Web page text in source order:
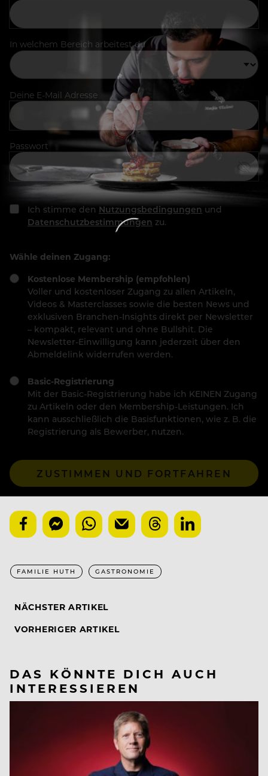
In welchem Bereich arbeitest du
Deine E-Mail Adresse
Passwort
Ich stimme den Nutzungsbedingungen und
Datenschutzbestimmungen zu.
Wähle deinen Zugang:
Kostenlose Membership (empfohlen)
Voller und kostenloser Zugang zu allen Artikeln,
Videos & Masterclasses sowie die besten News und
exklusiven Branchen-Insights direkt per Newsletter
– kompakt, relevant und ohne Bullshit. Die
Newsletter-Einwilligung kann jederzeit über den
Abmeldelink widerrufen werden.
Basic-Registrierung
Mit der Basic-Registrierung habe ich KEINEN Zugang
zu Artikeln oder den Membership-Leistungen. Ich
kann ausschließlich die Basisfunktionen, wie z. B. die
Registrierung als Bewerber, nutzen.
ZUSTIMMEN UND FORTFAHREN
FAMILIE HUTH GASTRONOMIE
NÄCHSTER ARTIKEL
VORHERIGER ARTIKEL
DAS KÖNNTE DICH AUCH
INTERESSIEREN